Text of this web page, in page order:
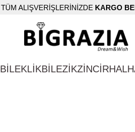
TÜM ALIŞVERİŞLERİNİZDE KARGO
BİLEKLİKBİLEZİKZİNCİR